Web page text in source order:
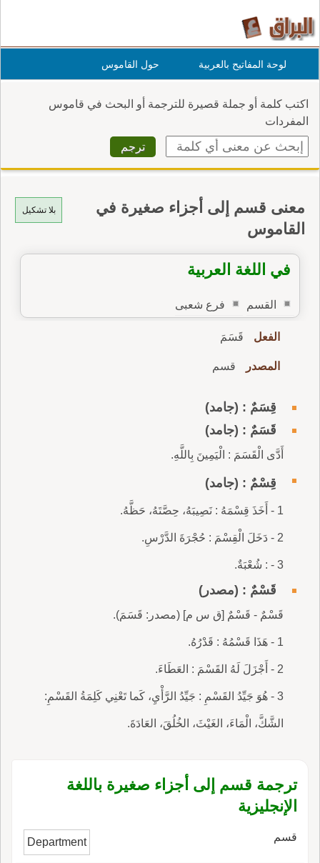
لوحة المفاتيح بالعربية حول القاموس
اكتب كلمة أو جملة قصيرة للترجمة أو البحث في قاموس
المفردات
بلا تشكيل
معنى قسم إلى أجزاء صغيرة في
القاموس
في اللغة العربية
القسم فرع شعبى
الفعل قَسَمَ
المصدر قسم
قِسَمٌ : (جامد)
قَسَمٌ : (جامد)
أَدَّى الْقَسَمَ : الْيَمِينَ بِاللَّهِ.
قِسْمٌ : (جامد)
1 - أَخَذَ قِسْمَهُ : نَصِيبَهُ، حِصَّتَهُ، حَظَّهُ.
2 - دَخَلَ الْقِسْمَ : حُجْرَةَ الدَّرْسِ.
3 - : شُعْبَةٌ.
قَسْمٌ : (مصدر)
قَسْمٌ - قَسْمٌ [ق س م] (مصدر: قَسَمَ).
1 - هَذَا قَسْمُهُ : قَدْرُهُ.
2 - أَجْزَلَ لَهُ القَسْمَ : العَطَاءَ.
3 - هُوَ جَيِّدُ القَسْمِ : جَيِّدُ الرَّأْيِ، كَما تَعْنِي كَلِمَةُ القَسْمِ:
الشَّكَّ، الْمَاءَ، الغَيْثَ، الخُلُقَ، العَادَةَ.
ترجمة قسم إلى أجزاء صغيرة باللغة
الإنجليزية
قسم Department